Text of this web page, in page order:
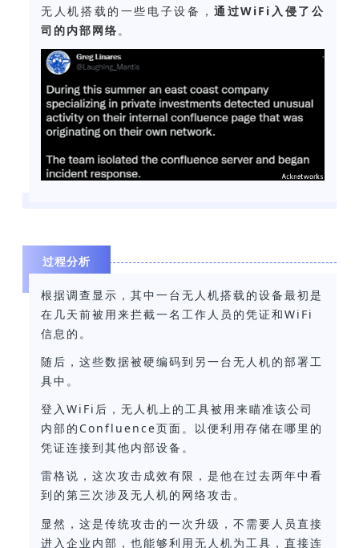
无人机搭载的一些电子设备，通过WiFi入侵了公
司的内部网络 。
过程分析
根据调查显示，其中一台无人机搭载的设备最初是
在几天前被用来拦截一名工作人员的凭证和WiFi
信息的。
随后，这些数据被硬编码到另一台无人机的部署工
具中。
登入WiFi后，无人机上的工具被用来瞄准该公司
内部的Confluence页面。以便利用存储在哪里的
凭证连接到其他内部设备。
雷格说，这次攻击成效有限，是他在过去两年中看
到的第三次涉及无人机的网络攻击。
显然，这是传统攻击的一次升级，不需要人员直接
进入企业内部，也能够利用无人机为工具，直接连